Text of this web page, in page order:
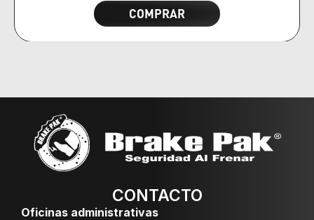
COMPRAR
CONTACTO
Oficinas administrativas